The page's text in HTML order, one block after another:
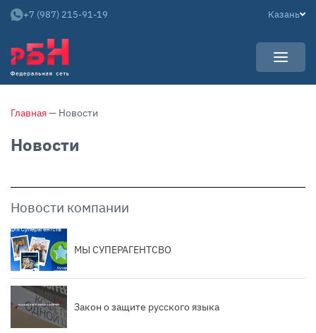
Арендаторам
Покупателям
НОВОСТИ
КАРЬЕРА
О нас
Команда
Контакты
Отзывы
АРЕНДНЫЙ БИЗНЕС
+7 (987) 215-91-19 Казань
Главная— Новости
Новости
Новости компании
МЫ СУПЕРАГЕНТСВО
Закон о защите русского языка